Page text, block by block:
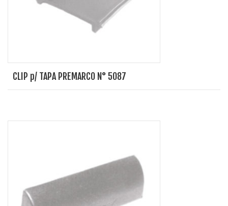
CLIP p/ TAPA PREMARCO N° 5087